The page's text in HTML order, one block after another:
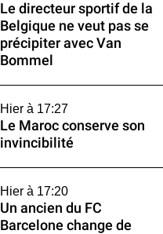
Le directeur sportif de la
Belgique ne veut pas se
précipiter avec Van
Bommel
Hier à 17:27
Le Maroc conserve son
invincibilité
Hier à 17:20
Un ancien du FC
Barcelone change de